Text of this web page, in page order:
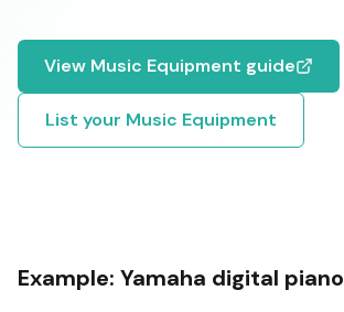
View Music Equipment guide
List your Music Equipment
Example: Yamaha digital piano